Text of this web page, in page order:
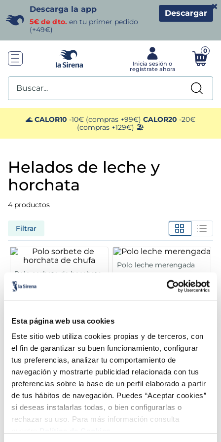
Esta página web usa cookies
Este sitio web utiliza cookies propias y de terceros, con
el fin de garantizar su buen funcionamiento, configurar
tus preferencias, analizar tu comportamiento de
navegación y mostrarte publicidad relacionada con tus
preferencias sobre la base de un perfil elaborado a partir
de tus hábitos de navegación. Puedes “Aceptar cookies”
si deseas instalarlas todas, o bien configurarlas o
rechazar su uso. Para más información consulta
Descarga la app
5€ de dto. en tu primer pedido
(+49€)
Descargar
×
0
Buscar...
🌊 CALOR10 -10€ (compras +99€) CALOR20 -20€
(compras +129€) 🏖️
helados de leche y
horchata
4 productos
Filtrar
Polo sorbete de horchata
de chufa
Polo leche merengada
Helado Mini Milk
Sin gluten
4,99 €
Unidades 10 350
ml
Añadir
Tarrina helado de leche
merengada
Sin gluten
2,99 €
3,49 €
Añadir
TÉRMINOS MÁS BUSCADOS
1. helados sirena
2. gambas
3 patatas
5. verduras
croquetas
7. canelones
9. listísimos
10. pollo